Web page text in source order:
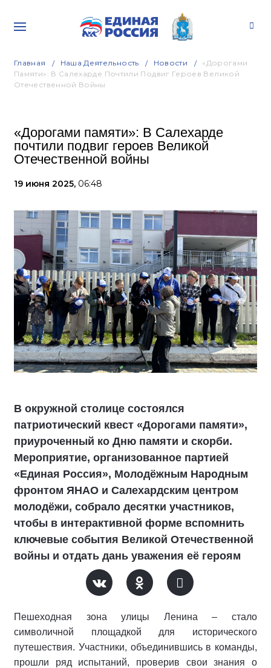
Главная Наша Деятельность Новости
«Дорогами
Памяти»: В Салехарде Почтили Подвиг Героев Великой
Отечественной Войны
«Дорогами памяти»: В Салехарде
почтили подвиг героев Великой
Отечественной войны
19 июня 2025, 06:48
В окружной столице состоялся
патриотический квест «Дорогами памяти»,
приуроченный ко Дню памяти и скорби.
Мероприятие, организованное партией
«Единая Россия», Молодёжным Народным
фронтом ЯНАО и Салехардским центром
молодёжи, собрало десятки участников,
чтобы в интерактивной форме вспомнить
ключевые события Великой Отечественной
войны и отдать дань уважения её героям
Пешеходная зона улицы Ленина – стало
символичной площадкой для исторического
путешествия. Участники, объединившись в команды,
прошли ряд испытаний, проверив свои знания о